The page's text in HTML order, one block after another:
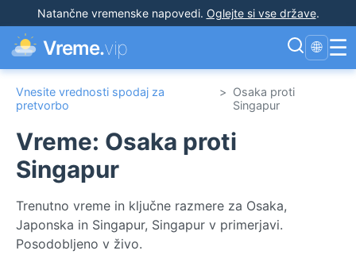
Natančne vremenske napovedi. Oglejte si vse države.
Vreme.vip 🌐 ☰
Vnesite vrednosti spodaj za
pretvorbo
> Osaka proti
Singapur
Vreme: Osaka proti
Singapur
Trenutno vreme in ključne razmere za Osaka,
Japonska in Singapur, Singapur v primerjavi.
Posodobljeno v živo.